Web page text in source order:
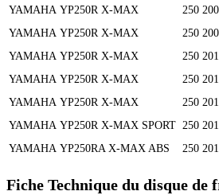
YAMAHA YP250R X-MAX 250
YAMAHA YP250R X-MAX 250
YAMAHA YP250R X-MAX 250
YAMAHA YP250R X-MAX 250
YAMAHA YP250R X-MAX 250
YAMAHA YP250R X-MAX SPORT 250
YAMAHA YP250RA X-MAX ABS 250
Fiche Technique du disque de